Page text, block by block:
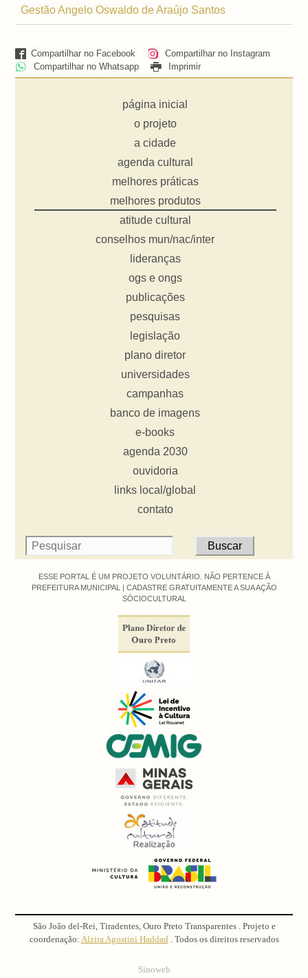
Gestão Angelo Oswaldo de Araújo Santos
Compartilhar no Facebook
Compartilhar no Instagram
Compartilhar no Whatsapp
Imprimir
página inicial
o projeto
a cidade
agenda cultural
melhores práticas
melhores produtos
atitude cultural
conselhos mun/nac/inter
lideranças
ogs e ongs
publicações
pesquisas
legislação
plano diretor
universidades
campanhas
banco de imagens
e-books
agenda 2030
ouvidoria
links local/global
contato
ESSE PORTAL É UM PROJETO VOLUNTÁRIO. NÃO PERTENCE À
PREFEITURA MUNICIPAL | CADASTRE GRATUITAMENTE A SUA AÇÃO
SÓCIOCULTURAL
São João del-Rei, Tiradentes, Ouro Preto Transparentes . Projeto e
coordenação: Alzira Agostini Haddad . Todos os direitos reservados
Sinoweb